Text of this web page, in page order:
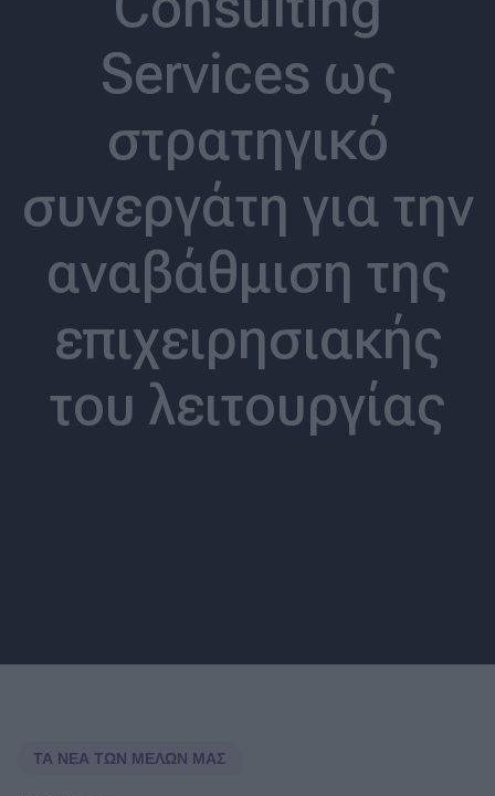
Services ως
στρατηγικό
συνεργάτη για την
αναβάθμιση της
επιχειρησιακής
του λειτουργίας
ΤΑ ΝΈΑ ΤΩΝ ΜΕΛΏΝ ΜΑΣ